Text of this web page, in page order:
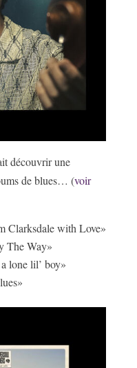
découvrir une
de blues… (voir
Clarksdale with Love»
The Way»
lone lil’ boy»